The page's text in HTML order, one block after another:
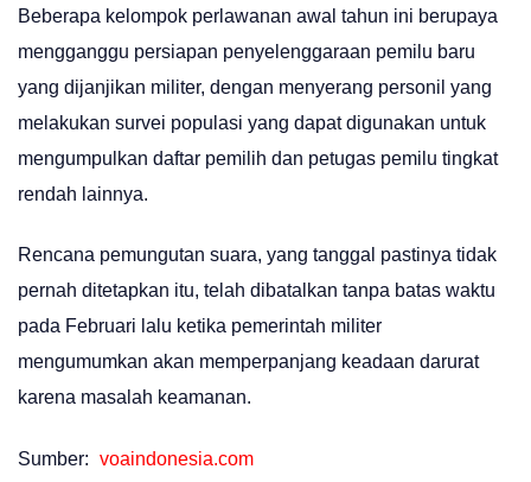
Beberapa kelompok perlawanan awal tahun ini berupaya
mengganggu persiapan penyelenggaraan pemilu baru
yang dijanjikan militer, dengan menyerang personil yang
melakukan survei populasi yang dapat digunakan untuk
mengumpulkan daftar pemilih dan petugas pemilu tingkat
rendah lainnya.
Rencana pemungutan suara, yang tanggal pastinya tidak
pernah ditetapkan itu, telah dibatalkan tanpa batas waktu
pada Februari lalu ketika pemerintah militer
mengumumkan akan memperpanjang keadaan darurat
karena masalah keamanan.
Sumber: voaindonesia.com